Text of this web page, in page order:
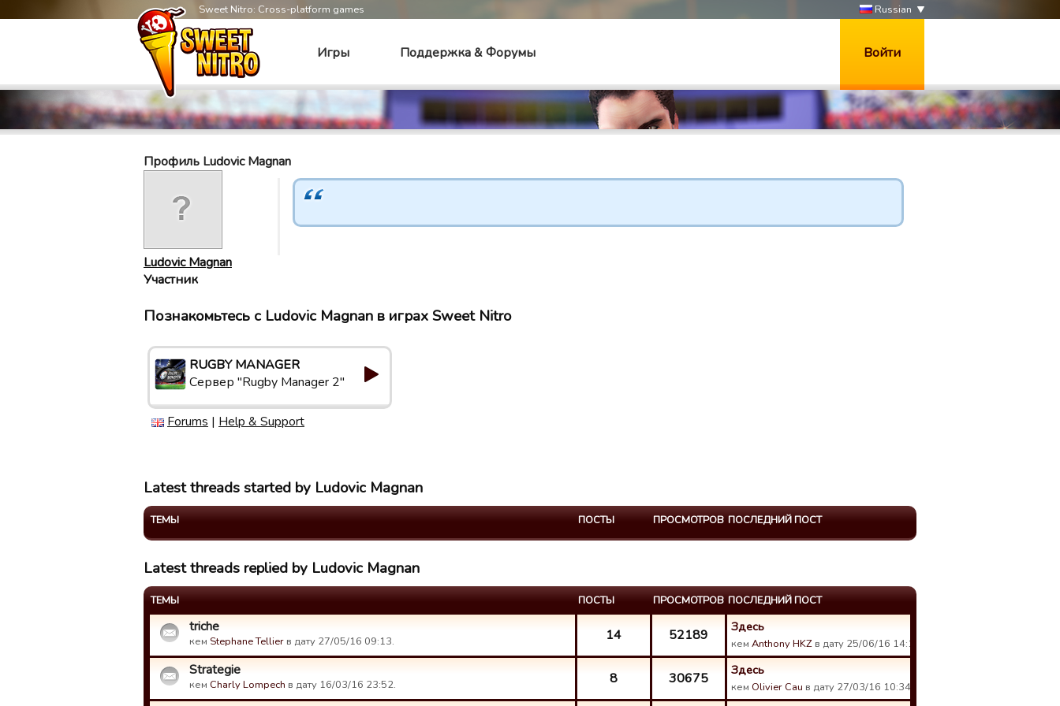
Sweet Nitro: Cross-platform games Russian
Игры Поддержка & Форумы Войти
Профиль Ludovic Magnan
Ludovic Magnan
Участник
Познакомьтесь с Ludovic Magnan в играх Sweet Nitro
RUGBY MANAGER
Сервер "Rugby Manager 2"
Forums | Help & Support
Latest threads started by Ludovic Magnan
ТЕМЫ ПОСТЫ ПРОСМОТРОВ ПОСЛЕДНИЙ ПОСТ
Latest threads replied by Ludovic Magnan
ТЕМЫ ПОСТЫ ПРОСМОТРОВ ПОСЛЕДНИЙ ПОСТ
triche
кем Stephane Tellier в дату 27/05/16 09:13. 14 52189 Здесь
кем Anthony HKZ в дату 25/06/16 14:12.
Strategie
кем Charly Lompech в дату 16/03/16 23:52. 8 30675 Здесь
кем Olivier Cau в дату 27/03/16 10:34.